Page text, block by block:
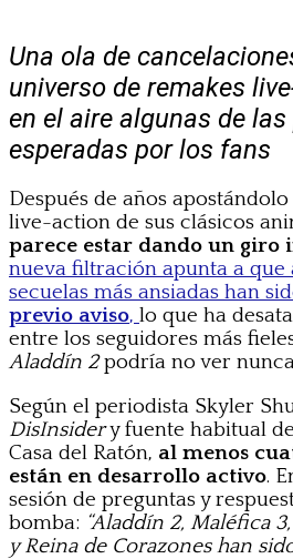
Una ola de
universo de remakes
en el aire algunas de
esperadas por los fans
Después de años
live-action de sus clásicos
parece estar dando un giro
nueva filtración apunta a que
secuelas más ansiadas han
previo aviso, lo que ha
entre los seguidores más
Aladdín 2podría no ver
Según el periodista Skyler
DisInsidery fuente habitual
Casa del Ratón, al menos
están en desarrollo activo.
sesión de preguntas y
bomba: “Aladdín 2, Maléfica
y Reina de Corazones han